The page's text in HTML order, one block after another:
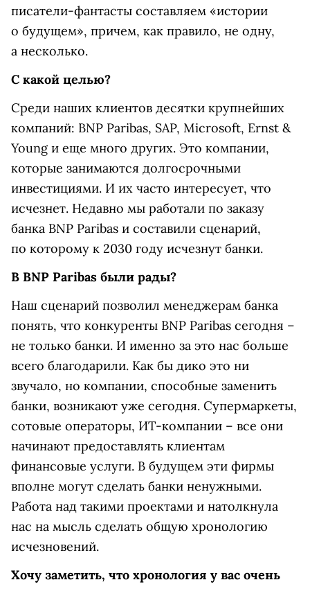
писатели-фантасты составляем «истории
о будущем», причем, как правило, не одну,
а несколько.
С какой целью?
Среди наших клиентов десятки крупнейших
компаний: BNP Paribas, SAP, Microsoft, Ernst &
Young и еще много других. Это компании,
которые занимаются долгосрочными
инвестициями. И их часто интересует, что
исчезнет. Недавно мы работали по заказу
банка BNP Paribas и составили сценарий,
по которому к 2030 году исчезнут банки.
В BNP Paribas были рады?
Наш сценарий позволил менеджерам банка
понять, что конкуренты BNP Paribas сегодня –
не только банки. И именно за это нас больше
всего благодарили. Как бы дико это ни
звучало, но компании, способные заменить
банки, возникают уже сегодня. Супермаркеты,
сотовые операторы, ИТ-компании – все они
начинают предоставлять клиентам
финансовые услуги. В будущем эти фирмы
вполне могут сделать банки ненужными.
Работа над такими проектами и натолкнула
нас на мысль сделать общую хронологию
исчезновений.
Хочу заметить, что хронология у вас очень